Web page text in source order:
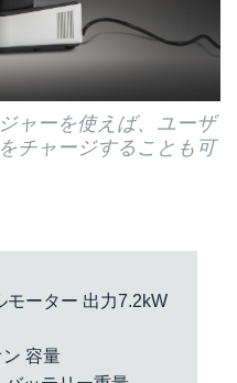
ャーを使えば、ユーザ
チャージすることも可
モーター 出力7.2kW
容量